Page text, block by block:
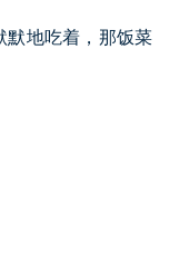
默地吃着，那饭菜